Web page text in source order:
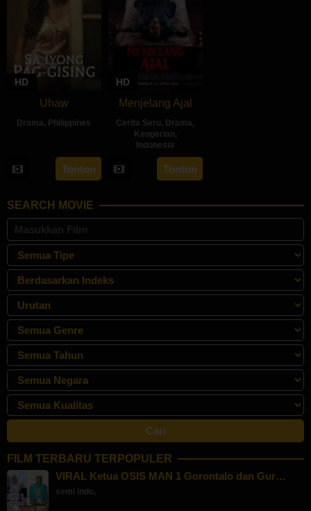
HD
Uhaw
Drama, Philippines
Aug
2024
Bonifacio
Tonton
HD
Menjelang Ajal
Cerita Seru, Drama,
Kengerian,
Indonesia
30
Apr
Hadrah
Daeng
Tonton
SEARCH MOVIE
FILM TERBARU TERPOPULER
VIRAL Ketua OSIS MAN 1 Gorontalo dan Gur…
semi indo,